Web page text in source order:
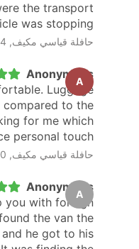
the transport
was stopping.
حافلة قياسي مكيف, Fils Pula (Fils Pula), 14‏/07‏/2023
A
Anonymous
Luggage
to the
for me which
personal touch.
حافلة قياسي مكيف, Fils Pula (Fils Pula), 30‏/05‏/2023
A
Anonymous
you with foreign
the van the
he got to his